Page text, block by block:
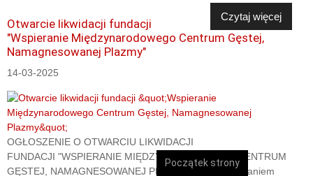
Czytaj więcej
Otwarcie likwidacji fundacji
"Wspieranie Międzynarodowego Centrum Gęstej,
Namagnesowanej Plazmy"
14-03-2025
OGŁOSZENIE O OTWARCIU LIKWIDACJI
FUNDACJI "WSPIERANIE MIĘDZYNARODOWEGO CENTRUM
GĘSTEJ, NAMAGNESOWANEJ PLAZMY"wraz z wezwaniem
Początek strony